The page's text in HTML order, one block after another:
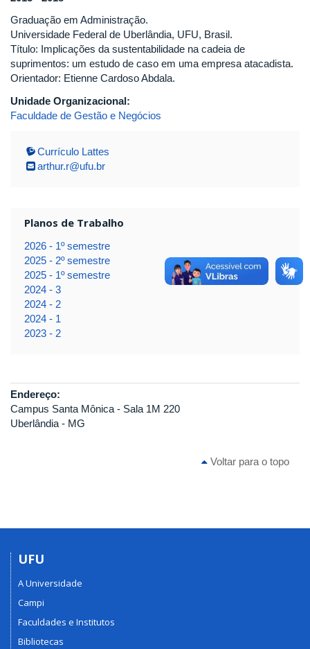
Graduação em Administração.
Universidade Federal de Uberlândia, UFU, Brasil.
Título: Implicações da sustentabilidade na cadeia de
suprimentos: um estudo de caso em uma empresa atacadista.
Orientador: Etienne Cardoso Abdala.
Unidade Organizacional:
Faculdade de Gestão e Negócios
Currículo Lattes
arthur.r@ufu.br
Planos de Trabalho
2026 - 1º semestre
2025 - 2º semestre
2025 - 1º semestre
2024 - 3
2024 - 2
2024 - 1
2023 - 2
Endereço:
Campus Santa Mônica - Sala 1M 220
Uberlândia - MG
Voltar para o topo
UFU
A Universidade
Campi
Faculdades e Institutos
Bibliotecas